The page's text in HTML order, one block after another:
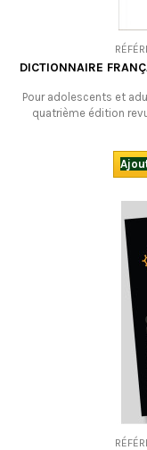
DICTIONNAIRE
Pour adolescents et
quatrième édition
permettra de passer